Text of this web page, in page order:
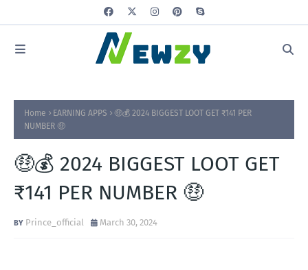
Home EARNING APPS
🤑💰 2024 BIGGEST LOOT GET ₹141 PER
NUMBER 🤑
🤑💰 2024 BIGGEST LOOT GET
₹141 PER NUMBER 🤑
Prince_official March 30, 2024